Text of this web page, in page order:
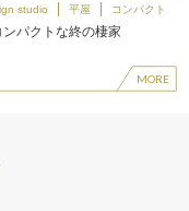
studio 平屋 コンパクト
パクトな終の棲家
MORE